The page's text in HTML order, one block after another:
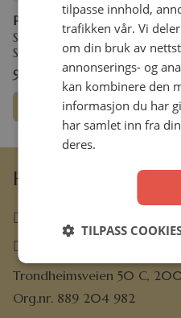
Pappa – du er den beste
Summersdale
Stivperm
99,00
kr
Legg i handlekurv
Hermon Forlag AS
Trondheimsveien 50 C,
Org.nr. 889 204 982
tilpasse innhold,
trafikken vår. Vi
om din bruk av
annonserings- og
kan kombinere den
informasjon du har
har samlet inn fra
deres.
TILPASS